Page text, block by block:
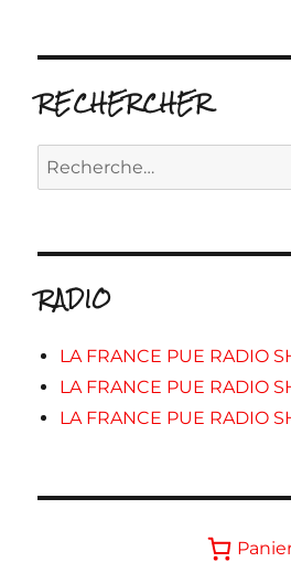
RECHERCHER
Recherche
pour :
RADIO
LA FRANCE PUE RADIO
LA FRANCE PUE RADIO
LA FRANCE PUE RADIO